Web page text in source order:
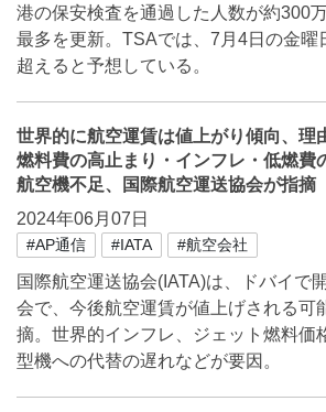
港の保安検査を通過した人数が約300
最多を更新。TSAでは、7月4日の金曜
超えると予想している。
世界的に航空運賃は値上がり傾向、理
燃料費の高止まり・インフレ・低燃費
航空機不足、国際航空運送協会が指摘
2024年06月07日
#AP通信 #IATA #航空会社
国際航空運送協会(IATA)は、ドバイで
会で、今後航空運賃が値上げされる可
摘。世界的インフレ、ジェット燃料価
型機への代替の遅れなどが要因。